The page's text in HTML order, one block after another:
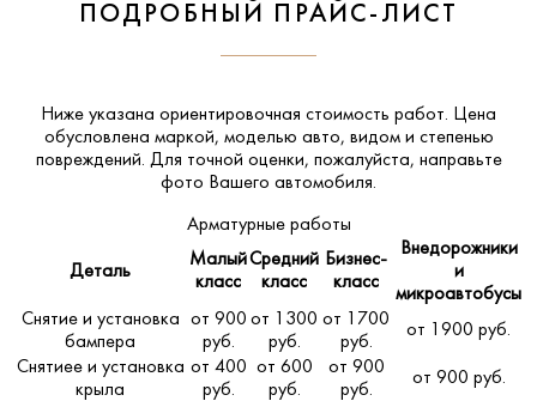
ПОДРОБНЫЙ ПРАЙС-ЛИСТ
Ниже указана ориентировочная стоимость работ. Цена
обусловлена маркой, моделью авто, видом и степенью
повреждений. Для точной оценки, пожалуйста, направьте
фото Вашего автомобиля.
Арматурные работы
Деталь
Малый
класс
Средний
класс
Бизнес-
класс
Внедорожники
и
микроавтобусы
Снятие и установка
бампера
от 900
руб.
от 1300
руб.
от 1700
руб.
от 1900 руб.
Снятиее и установка
крыла
от 400
руб.
от 600
руб.
от 900
руб.
от 900 руб.